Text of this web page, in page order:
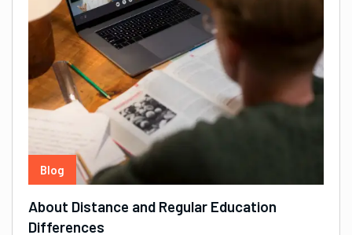
Blog
About Distance and Regular Education
Differences